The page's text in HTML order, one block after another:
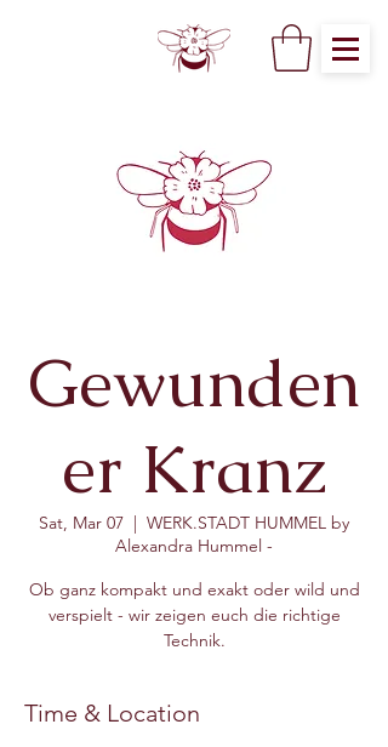
Gewunden
er Kranz
Sat, Mar 07
  |
WERK.STADT HUMMEL by
Alexandra Hummel -
Ob ganz kompakt und exakt oder wild und
verspielt - wir zeigen euch die richtige
Technik.
Time & Location